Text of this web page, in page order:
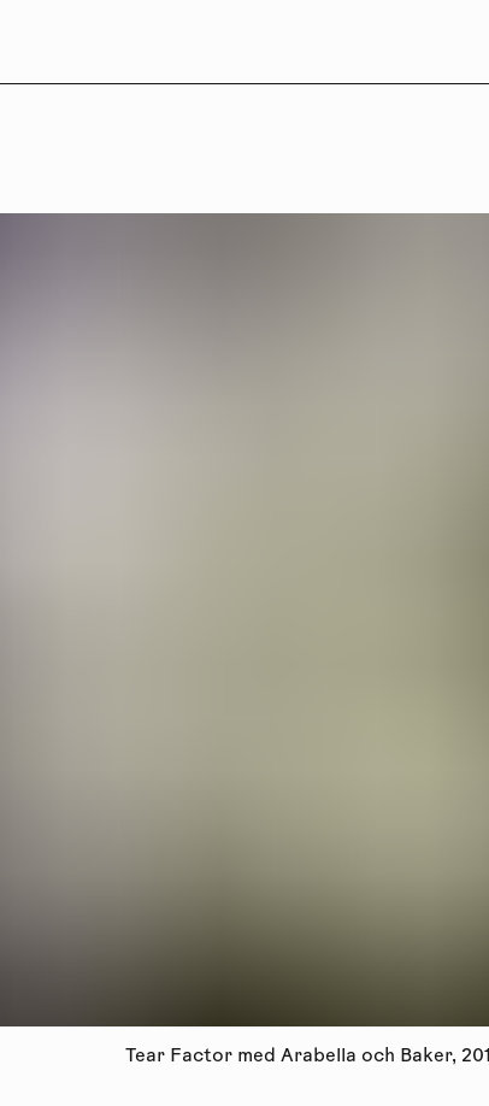
Tear Factor med Arabella och Baker,